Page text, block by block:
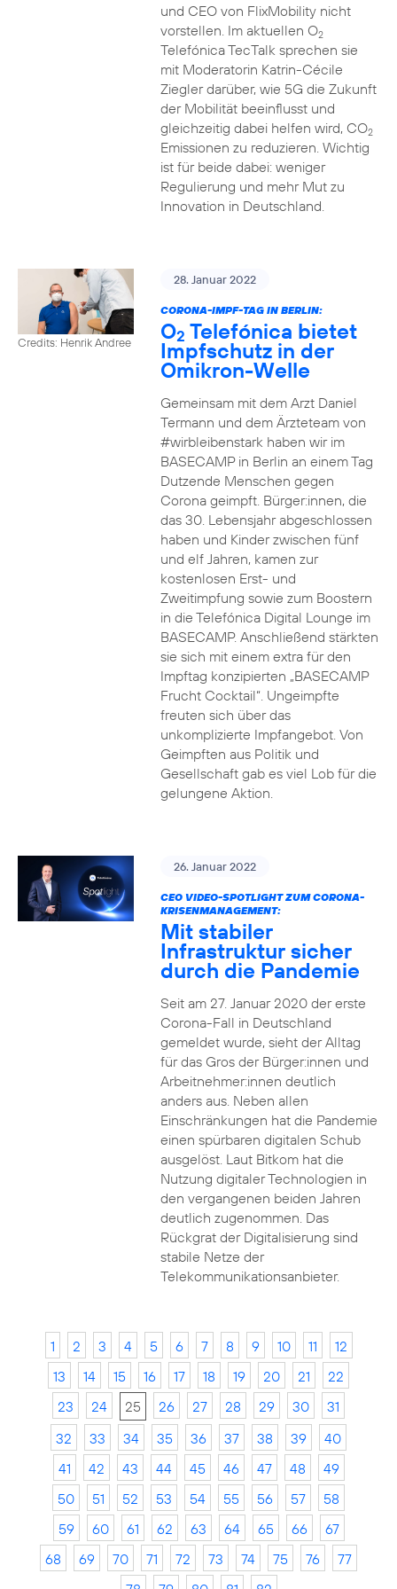
und CEO von FlixMobility nicht
vorstellen. Im aktuellen O2
Telefónica TecTalk sprechen sie
mit Moderatorin Katrin-Cécile
Ziegler darüber, wie 5G die Zukunft
der Mobilität beeinflusst und
gleichzeitig dabei helfen wird, CO2
Emissionen zu reduzieren. Wichtig
ist für beide dabei: weniger
Regulierung und mehr Mut zu
Innovation in Deutschland.
Credits: Henrik Andree
28. Januar 2022
CORONA-IMPF-TAG IN BERLIN:
O2 Telefónica bietet
Impfschutz in der
Omikron-Welle
Gemeinsam mit dem Arzt Daniel
Termann und dem Ärzteteam von
#wirbleibenstark haben wir im
BASECAMP in Berlin an einem Tag
Dutzende Menschen gegen
Corona geimpft. Bürger:innen, die
das 30. Lebensjahr abgeschlossen
haben und Kinder zwischen fünf
und elf Jahren, kamen zur
kostenlosen Erst- und
Zweitimpfung sowie zum Boostern
in die Telefónica Digital Lounge im
BASECAMP. Anschließend stärkten
sie sich mit einem extra für den
Impftag konzipierten „BASECAMP
Frucht Cocktail“. Ungeimpfte
freuten sich über das
unkomplizierte Impfangebot. Von
Geimpften aus Politik und
Gesellschaft gab es viel Lob für die
gelungene Aktion.
26. Januar 2022
CEO VIDEO-SPOTLIGHT ZUM CORONA-
KRISENMANAGEMENT:
Mit stabiler
Infrastruktur sicher
durch die Pandemie
Seit am 27. Januar 2020 der erste
Corona-Fall in Deutschland
gemeldet wurde, sieht der Alltag
für das Gros der Bürger:innen und
Arbeitnehmer:innen deutlich
anders aus. Neben allen
Einschränkungen hat die Pandemie
einen spürbaren digitalen Schub
ausgelöst. Laut Bitkom hat die
Nutzung digitaler Technologien in
den vergangenen beiden Jahren
deutlich zugenommen. Das
Rückgrat der Digitalisierung sind
stabile Netze der
Telekommunikationsanbieter.
1 2 3 4 5 6 7 8 9 10 11
12
13
14 15 16 17 18 19 20 21
22
23
24 25 26 27 28 29 30
31
32
33 34 35 36 37 38 39
40
41
42 43 44 45 46 47 48
49
50
51 52 53 54 55 56 57
58
59
60 61 62 63 64 65 66
67
68
69 70 71 72 73 74 75 76
77